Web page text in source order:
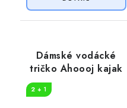
Dámské vodácké
tričko Ahoooj kajak
2 + 1